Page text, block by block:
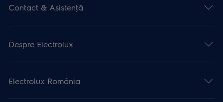
Contact & Asistenţă
Despre Electrolux
Electrolux România